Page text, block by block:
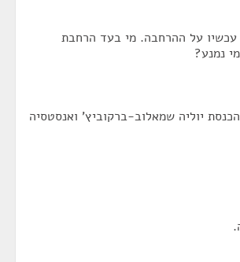
על ההרחבה. מי בעד הרחבת
נמנע?
יוליה שמאלוב-ברקוביץ' ואנסטסיה